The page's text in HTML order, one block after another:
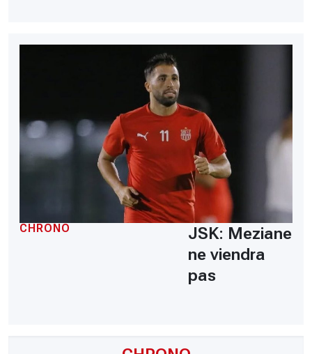
CHRONO
JSK: Meziane
ne viendra
pas